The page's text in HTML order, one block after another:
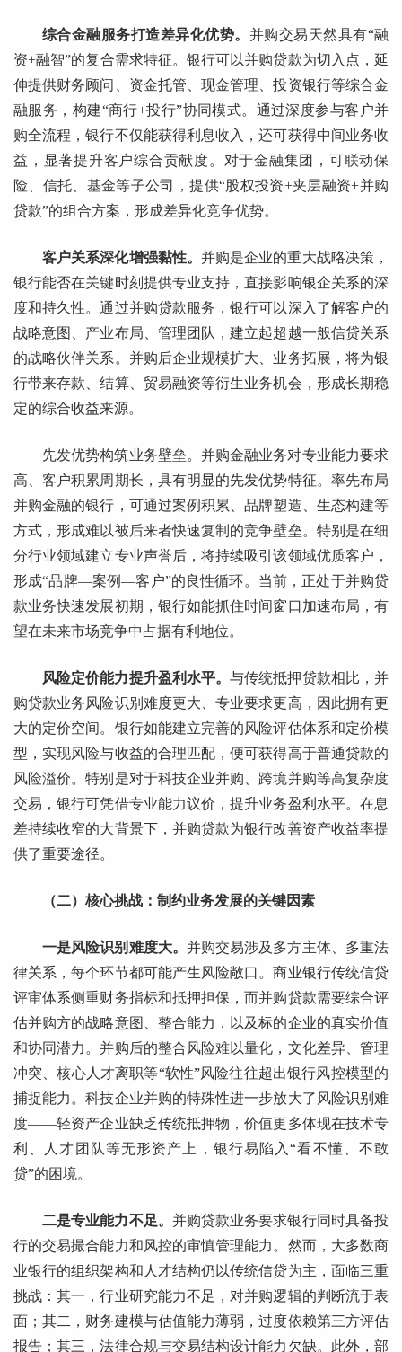
综合金融服务打造差异化优势。 并购交易天然具有“融
资+融智”的复合需求特征。银行可以并购贷款为切入点，延
伸提供财务顾问、资金托管、现金管理、投资银行等综合金
融服务，构建“商行+投行”协同模式。通过深度参与客户并
购全流程，银行不仅能获得利息收入，还可获得中间业务收
益，显著提升客户综合贡献度。对于金融集团，可联动保
险、信托、基金等子公司，提供“股权投资+夹层融资+并购
贷款”的组合方案，形成差异化竞争优势。
客户关系深化增强黏性。 并购是企业的重大战略决策，
银行能否在关键时刻提供专业支持，直接影响银企关系的深
度和持久性。通过并购贷款服务，银行可以深入了解客户的
战略意图、产业布局、管理团队，建立起超越一般信贷关系
的战略伙伴关系。并购后企业规模扩大、业务拓展，将为银
行带来存款、结算、贸易融资等衍生业务机会，形成长期稳
定的综合收益来源。
先发优势构筑业务壁垒。并购金融业务对专业能力要求
高、客户积累周期长，具有明显的先发优势特征。率先布局
并购金融的银行，可通过案例积累、品牌塑造、生态构建等
方式，形成难以被后来者快速复制的竞争壁垒。特别是在细
分行业领域建立专业声誉后，将持续吸引该领域优质客户，
形成“品牌—案例—客户”的良性循环。当前，正处于并购贷
款业务快速发展初期，银行如能抓住时间窗口加速布局，有
望在未来市场竞争中占据有利地位。
风险定价能力提升盈利水平。与传统抵押贷款相比，并
购贷款业务风险识别难度更大、专业要求更高，因此拥有更
大的定价空间。银行如能建立完善的风险评估体系和定价模
型，实现风险与收益的合理匹配，便可获得高于普通贷款的
风险溢价。特别是对于科技企业并购、跨境并购等高复杂度
交易，银行可凭借专业能力议价，提升业务盈利水平。在息
差持续收窄的大背景下，并购贷款为银行改善资产收益率提
供了重要途径。
（二）核心挑战：制约业务发展的关键因素
一是风险识别难度大。 并购交易涉及多方主体、多重法
律关系，每个环节都可能产生风险敞口。商业银行传统信贷
评审体系侧重财务指标和抵押担保，而并购贷款需要综合评
估并购方的战略意图、整合能力，以及标的企业的真实价值
和协同潜力。并购后的整合风险难以量化，文化差异、管理
冲突、核心人才离职等“软性”风险往往超出银行风控模型的
捕捉能力。科技企业并购的特殊性进一步放大了风险识别难
度——轻资产企业缺乏传统抵押物，价值更多体现在技术专
利、人才团队等无形资产上，银行易陷入“看不懂、不敢
贷”的困境。
二是专业能力不足。 并购贷款业务要求银行同时具备投
行的交易撮合能力和风控的审慎管理能力。然而，大多数商
业银行的组织架构和人才结构仍以传统信贷为主，面临三重
挑战：其一，行业研究能力不足，对并购逻辑的判断流于表
面；其二，财务建模与估值能力薄弱，过度依赖第三方评估
报告；其三，法律合规与交易结构设计能力欠缺。此外，部